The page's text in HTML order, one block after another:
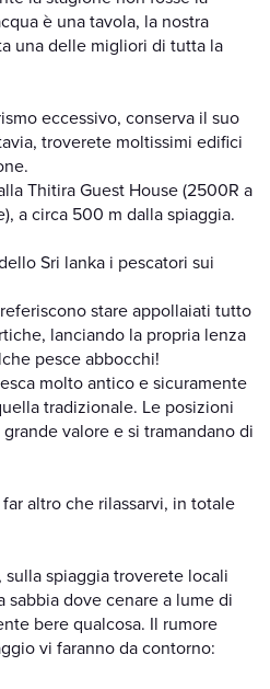
è una tavola, la nostra
una delle migliori di tutta la
eccessivo, conserva il suo
troverete moltissimi edifici
Thitira Guest House (2500R a
a circa 500 m dalla spiaggia.
Sri lanka i pescatori sui
stare appollaiati tutto
lanciando la propria lenza
pesce abbocchi!
molto antico e sicuramente
tradizionale. Le posizioni
valore e si tramandano di
altro che rilassarvi, in totale
sulla spiaggia troverete locali
sabbia dove cenare a lume di
bere qualcosa. Il rumore
vi faranno da contorno: